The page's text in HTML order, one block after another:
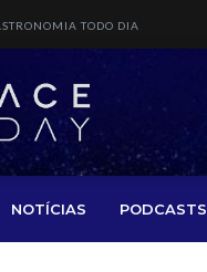
TODO DIA
NOTÍCIAS PODCASTS